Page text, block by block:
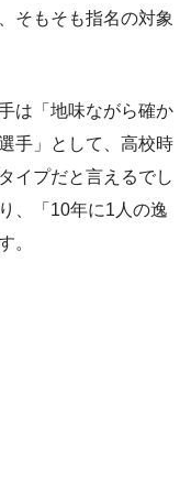
そもそも指名の対象
は「地味ながら確か
手」として、高校時
イプだと言えるでし
、「10年に1人の逸
。